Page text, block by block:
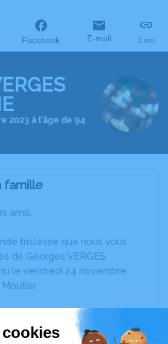
Facebook E-mail Lien
2023 à l'âge de 94
famille
amis,
tristesse que nous vous
de Georges VERGES
le vendredi 24 novembre
utiliser cet espace pour
partager des photos